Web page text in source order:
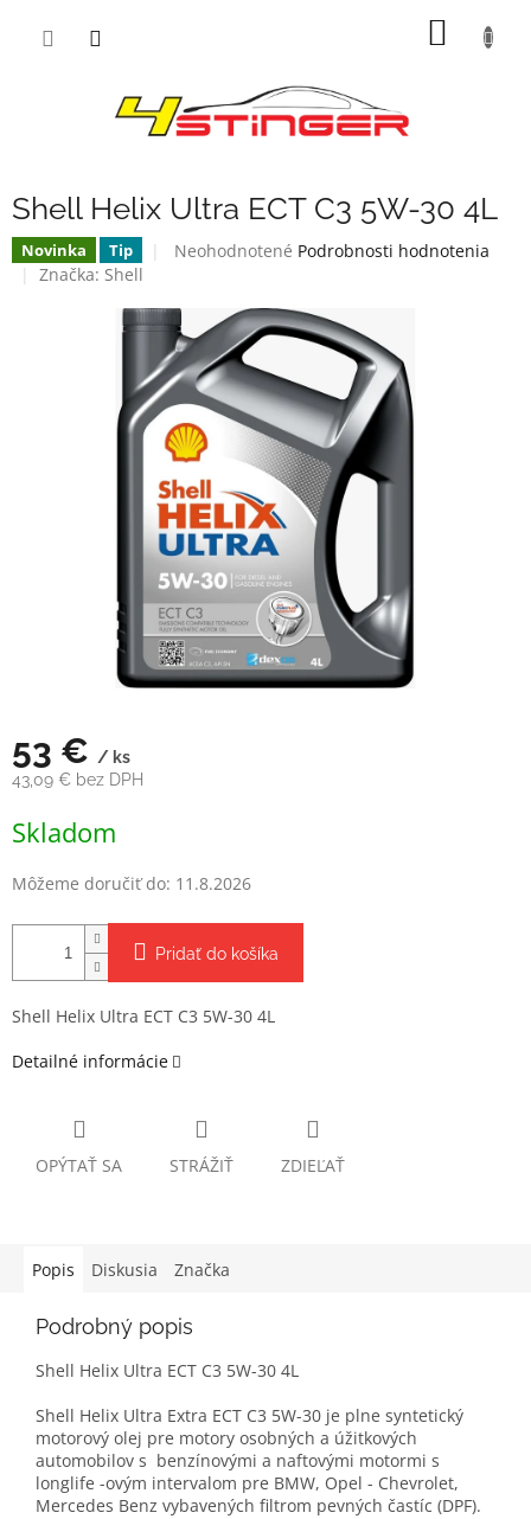
Shell Helix Ultra ECT C3 5W-30 4L
Novinka Tip
Priemerné
je
0,0
z
5
hviezdičiek.
Neohodnotené Podrobnosti hodnotenia
Značka: Shell
53 € / ks
43,09 € bez DPH
cena:
Skladom
Môžeme doručiť do: 11.8.2026
Pridať do košíka
Shell Helix Ultra ECT C3 5W-30 4L
Detailné informácie
OPÝTAŤ SA STRÁŽIŤ ZDIEĽAŤ
Popis Diskusia Značka
Podrobný popis
Shell Helix Ultra ECT C3 5W-30 4L
Shell Helix Ultra Extra ECT C3 5W-30 je plne syntetický
motorový olej pre motory osobných a úžitkových
automobilov s benzínovými a naftovými motormi s
longlife -ovým intervalom pre BMW, Opel - Chevrolet,
Mercedes Benz vybavených filtrom pevných častíc (DPF).